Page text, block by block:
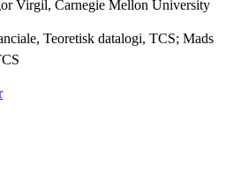
Virgil, Carnegie Mellon University
Teoretisk datalogi, TCS; Mads